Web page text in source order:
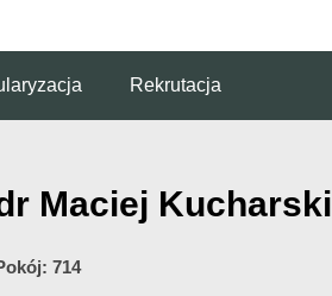
Rekrutacja
Maciej Kucharski
714